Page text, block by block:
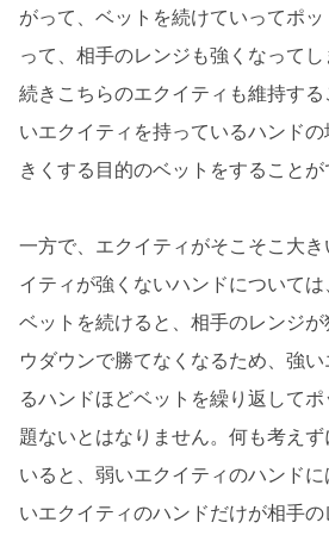
がって、ベットを続けていってポ
って、相手のレンジも強くなって
続きこちらのエクイティも維持す
いエクイティを持っているハンド
きくする目的のベットをすることが
一方で、エクイティがそこそこ大
イティが強くないハンドについて
ベットを続けると、相手のレンジ
ウダウンで勝てなくなるため、強
るハンドほどベットを繰り返して
題ないとはなりません。何も考え
いると、弱いエクイティのハンド
いエクイティのハンドだけが相手